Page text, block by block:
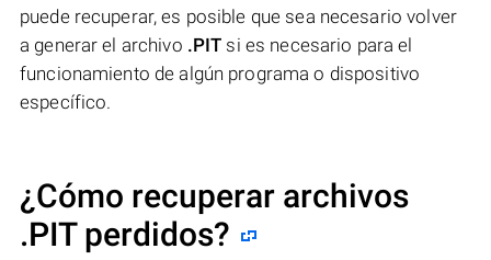
puede recuperar, es posible que sea necesario volver
a generar el archivo .PIT si es necesario para el
funcionamiento de algún programa o dispositivo
específico.
¿Cómo recuperar archivos
.PIT perdidos?